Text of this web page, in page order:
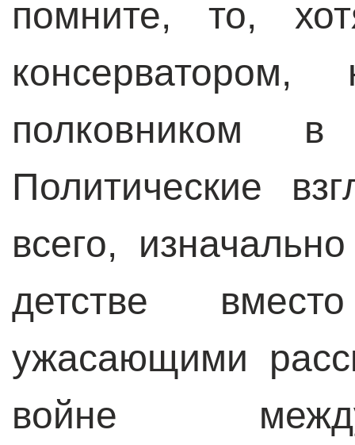
помните, то,
полковником
Политические
всего,
детстве
ужасающими
войне